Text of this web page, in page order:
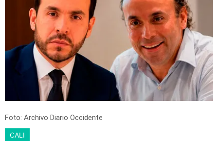
Foto: Archivo Diario Occidente
CALI